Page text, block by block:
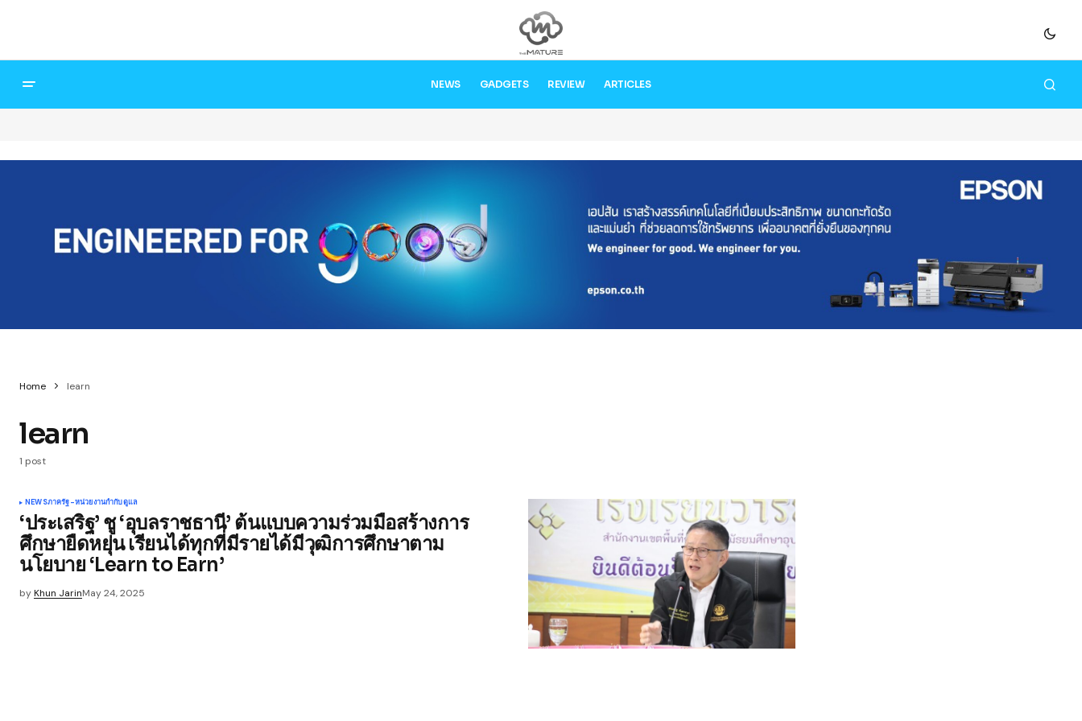
NEWS GADGETS REVIEW ARTICLES
Home learn
learn
1 post
NEWSภาครัฐ-หน่วยงานกำกับดูแล
‘ประเสริฐ’ ชู ‘อุบลราชธานี’ ต้นแบบความร่วมมือสร้างการ
ศึกษายืดหยุ่น เรียนได้ทุกที่มีรายได้มีวุฒิการศึกษาตาม
นโยบาย ‘Learn to Earn’
byKhun JarinMay 24, 2025